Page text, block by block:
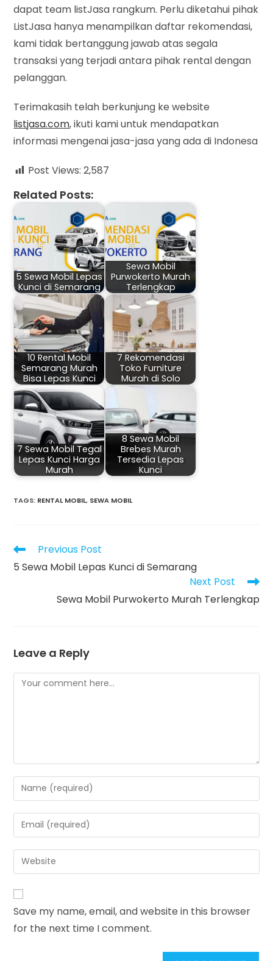
dapat team listJasa rangkum. Perlu diketahui pihak
ListJasa hanya menampilkan daftar rekomendasi,
kami tidak bertanggung jawab atas segala
transaksi yang terjadi antara pihak rental dengan
pelanggan.
Terimakasih telah berkunjung ke website
listjasa.com, ikuti kami untuk mendapatkan
informasi mengenai jasa-jasa yang ada di Indonesa
Post Views: 2,587
Related Posts:
5 Sewa Mobil Lepas
Kunci di Semarang
Sewa Mobil
Purwokerto Murah
Terlengkap
10 Rental Mobil
Semarang Murah
Bisa Lepas Kunci
7 Rekomendasi
Toko Furniture
Murah di Solo
7 Sewa Mobil Tegal
Lepas Kunci Harga
Murah
8 Sewa Mobil
Brebes Murah
Tersedia Lepas
Kunci
TAGS: RENTAL MOBIL, SEWA MOBIL
Read
articles
Previous Post
5 Sewa Mobil Lepas Kunci di Semarang
Next Post
Sewa Mobil Purwokerto Murah Terlengkap
Leave a Reply
Comment
Enter
your
name
or
to
comment
Enter
your
email
address
comment
Enter
your
website
URL
(optional)
Save my name, email, and website in this browser
for the next time I comment.